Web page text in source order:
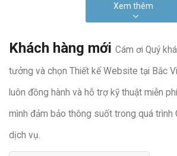
Xem thêm
Khách hàng mới Cám ơi Quý
tưởng và chọn Thiết kế Website tại Bắc
luôn đồng hành và hỗ trợ kỹ thuật miễn
mình đảm bảo thông suốt trong quá trình
dịch vụ.